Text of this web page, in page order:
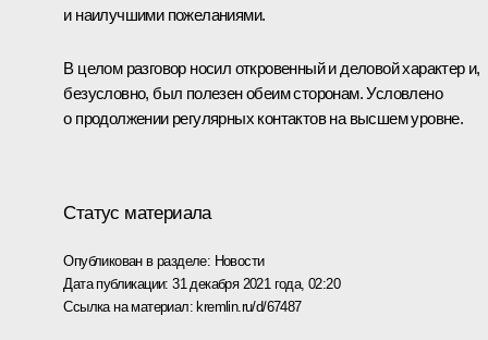
и наилучшими пожеланиями.
В целом разговор носил откровенный и деловой характер и,
безусловно, был полезен обеим сторонам. Условлено
о продолжении регулярных контактов на высшем уровне.
Статус материала
Опубликован в разделе: Новости
Дата публикации:31 декабря 2021 года, 02:20
Ссылка на материал: kremlin.ru/d/67487